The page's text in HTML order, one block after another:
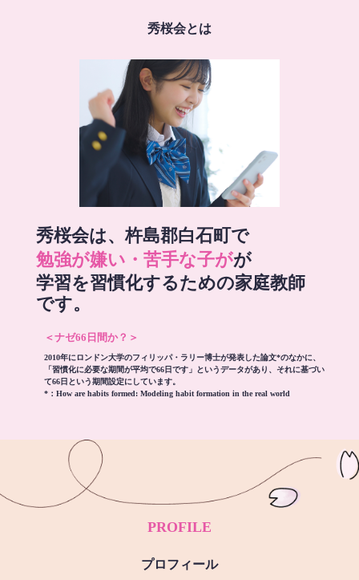
秀桜会とは
秀桜会は、杵島郡白石町で
勉強が嫌い・苦手な子がが
学習を習慣化するための家庭教師
です。
＜ナゼ66日間か？＞
2010年にロンドン大学のフィリッパ・ラリー博士が発表した論文*のなかに、
「習慣化に必要な期間が平均で66日です」というデータがあり、それに基づい
て66日という期間設定にしています。
*： How are habits formed: Modeling habit formation in the real world
PROFILE
プロフィール